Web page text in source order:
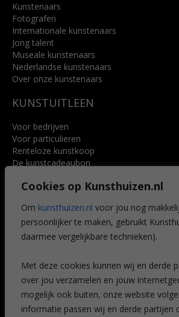
Cookies op Kunsthuizen.nl
Om kunsthuizen.nl voor jou nog
persoonlijker te maken, gebruikt
daarmee vergelijkbare technieken).
Met deze cookies kunnen wij en derde
over jou verzamelen en jouw
mogelijk ook buiten, onze website
informatie passen wij en derde partijen
Kunstenaars
Fotografen
Internationale kunstenaars
Jong talent
Museale kunstenaars
Nederlandse kunstenaars
Over onze kunstenaars
KUNSTUITLEEN
Voor bedrijven
Voor particulieren
Renteloze kunstkoop
De kunstcadeaubon
Voordelen
Veelgestelde vragen
CONTACT
Leiden
Amsterdam
Breda
Favorieten